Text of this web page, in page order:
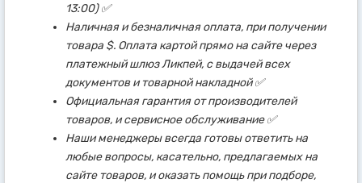
13:00) ✅
Наличная и безналичная оплата, при получении
товара $. Оплата картой прямо на сайте через
платежный шлюз Ликпей, с выдачей всех
документов и товарной накладной ✅
Официальная гарантия от производителей
товаров, и сервисное обслуживание ✅
Наши менеджеры всегда готовы ответить на
любые вопросы, касательно, предлагаемых на
сайте товаров, и оказать помощь при подборе,